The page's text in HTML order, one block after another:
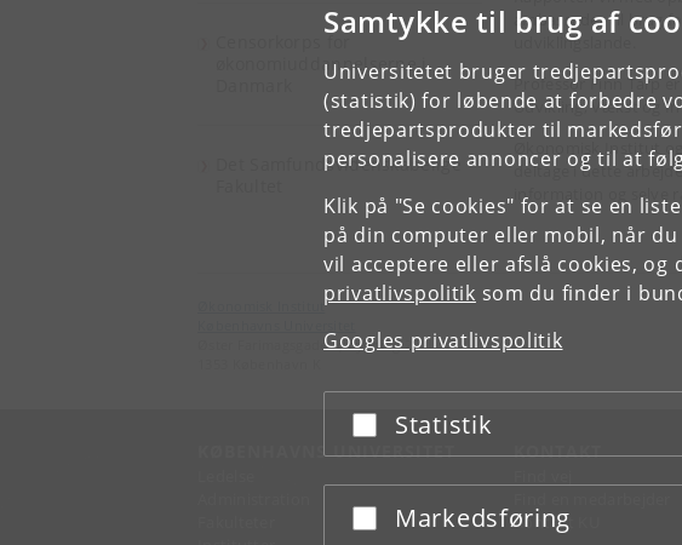
Samtykke til brug af
Universitetet bruger
(statistik) for løbende at forbedre
tredjepartsprodukter til
personalisere annoncer og til at
Klik på "Se cookies" for at se en
på din computer eller mobil, når
vil acceptere eller afslå cookies,
privatlivspolitik som du finder i
Googles privatlivspolitik
Acceptér eller afslå
Statistik
Acceptér eller afslå
Markedsføring
økonomiuddannelserne i
Det Samfundsvidenskabelige
ambassader til brug
udviklingslande.
Professor Finn Tarp
Udvikling, Vækst og
Økonomisk Institut
deltage i dette
information og selve
Økonomisk Institut
Øster Farimagsgade 5, bygning 26
KØBENHAVNS UNIVERSITET KONTAKT
Kontakt KU